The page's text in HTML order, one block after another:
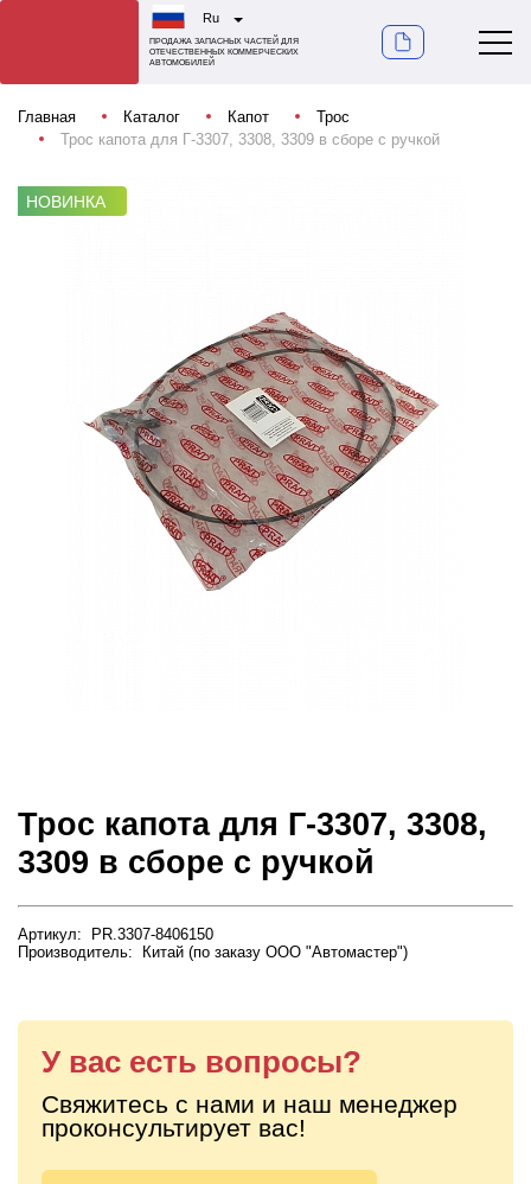
Ru
ПРОДАЖА ЗАПАСНЫХ ЧАСТЕЙ ДЛЯ
ОТЕЧЕСТВЕННЫХ КОММЕРЧЕСКИХ
АВТОМОБИЛЕЙ
Главная Каталог Капот
Трос
Трос капота для Г-3307, 3308, 3309 в сборе c ручкой
НОВИНКА
Трос капота для Г-3307, 3308,
3309 в сборе c ручкой
Артикул: PR.3307-8406150
Производитель: Китай (по заказу ООО "Автомастер")
У вас есть вопросы?
Свяжитесь с нами и наш менеджер
проконсультирует вас!